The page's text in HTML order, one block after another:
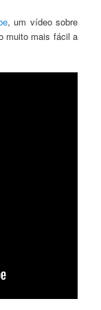
, um vídeo sobre
muito mais fácil a